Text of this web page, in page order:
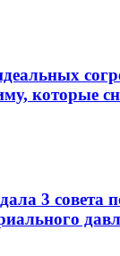
которые
3 совета